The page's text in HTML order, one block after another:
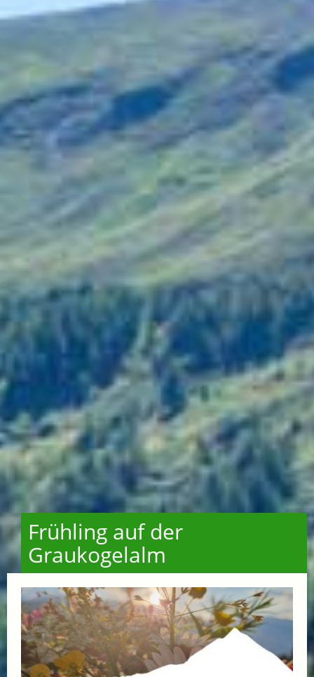
Frühling auf der
Graukogelalm